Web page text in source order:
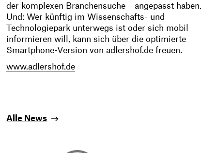
der komplexen Branchensuche – angepasst haben.
Und: Wer künftig im Wissenschafts- und
Technologiepark unterwegs ist oder sich mobil
informieren will, kann sich über die optimierte
Smartphone-Version von adlershof.de freuen.
www.adlershof.de
Alle News